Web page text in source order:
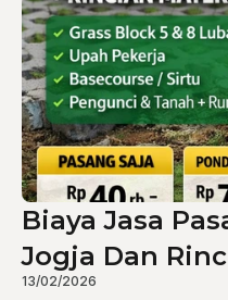
Biaya Jasa
Jogja Dan
13/02/2026